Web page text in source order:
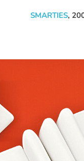
SMARTIES,